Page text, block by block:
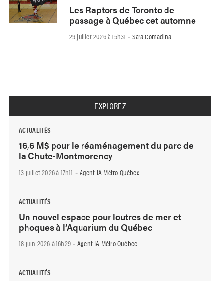
Les Raptors de Toronto de
passage à Québec cet automne
29 juillet 2026 à 15h31 -Sara Comadina
EXPLOREZ
ACTUALITÉS
16,6 M$ pour le réaménagement du parc de
la Chute-Montmorency
13 juillet 2026 à 17h11 - Agent IA Métro Québec
ACTUALITÉS
Un nouvel espace pour loutres de mer et
phoques à l’Aquarium du Québec
18 juin 2026 à 16h29 - Agent IA Métro Québec
ACTUALITÉS